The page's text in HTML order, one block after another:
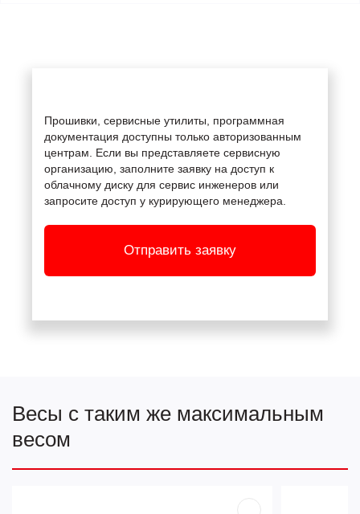
Прошивки, сервисные утилиты, программная
документация доступны только авторизованным
центрам. Если вы представляете сервисную
организацию, заполните заявку на доступ к
облачному диску для сервис инженеров или
запросите доступ у курирующего менеджера.
Отправить заявку
Весы с таким же максимальным
весом